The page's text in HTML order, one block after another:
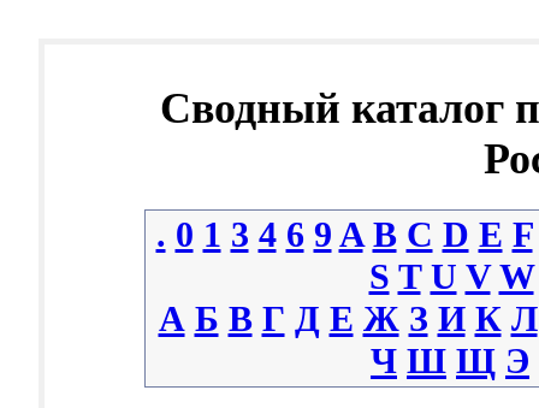
Сводный каталог
. 0 1 3 4 6 9 A B C D E F
S T U V W
А Б В Г Д Е Ж З И К Л
Ч Ш Щ Э